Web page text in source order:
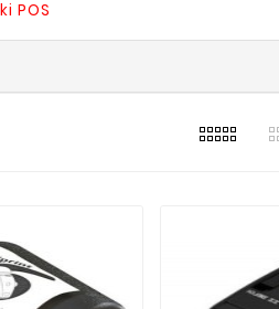
POS